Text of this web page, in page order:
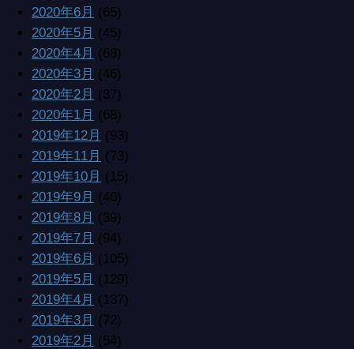
2020年6月 (65)
2020年5月 (45)
2020年4月 (68)
2020年3月 (46)
2020年2月 (37)
2020年1月 (68)
2019年12月 (93)
2019年11月 (73)
2019年10月 (15)
2019年9月 (40)
2019年8月 (39)
2019年7月 (94)
2019年6月 (105)
2019年5月 (129)
2019年4月 (137)
2019年3月 (72)
2019年2月 (54)